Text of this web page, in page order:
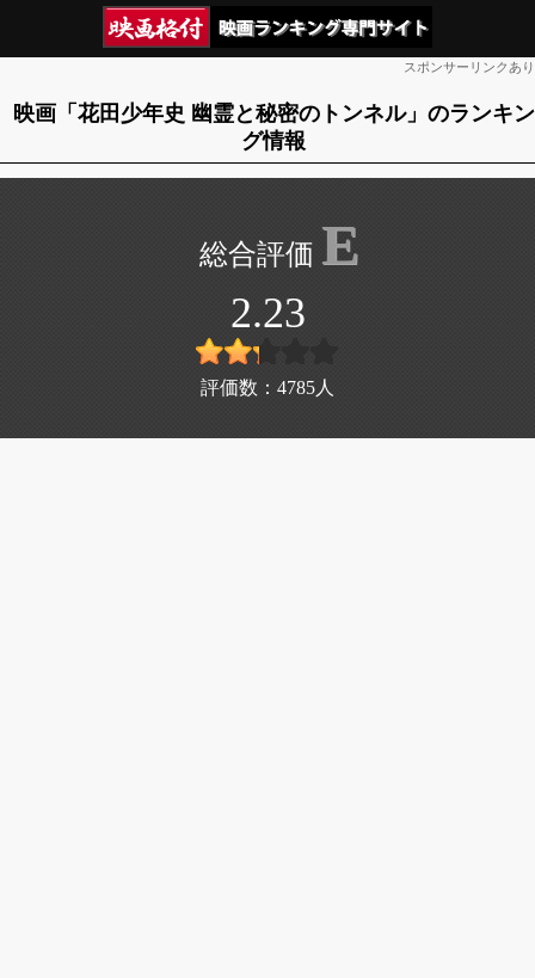
スポンサーリンクあり
映画「花田少年史 幽霊と秘密のトンネル」のランキン
グ情報
E
2.23
評価数： 4785 人